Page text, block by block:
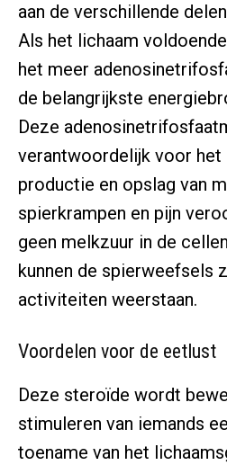
aan de verschillende
Als het lichaam
het meer
de belangrijkste
Deze
verantwoordelijk voor het
productie en opslag van
spierkrampen en pijn
geen melkzuur in de
kunnen de spierweefsels
activiteiten weerstaan.
Voordelen voor de eetlust
Deze steroïde wordt
stimuleren van iemands
toename van het